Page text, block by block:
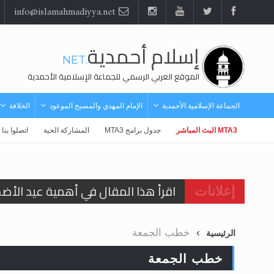
إسلام أحمدية.NET
الموقع العربي الرسمي للجماعة الإسلامية الأحمدية
الجماعة الإسلامية الأحمدية الإمام المهدي والمسيح الموعود الخلافة
MTA3 البث المباشر جدول برامج MTA3 المشاركة الحية اتصلوا بنا
إعلانات
اقرأ هذا المقال في أهمية عيد
الحجّ.. دلالات، حِكم، وأهداف >>
الرئيسية خطب الجمعة
خطب الجمعة